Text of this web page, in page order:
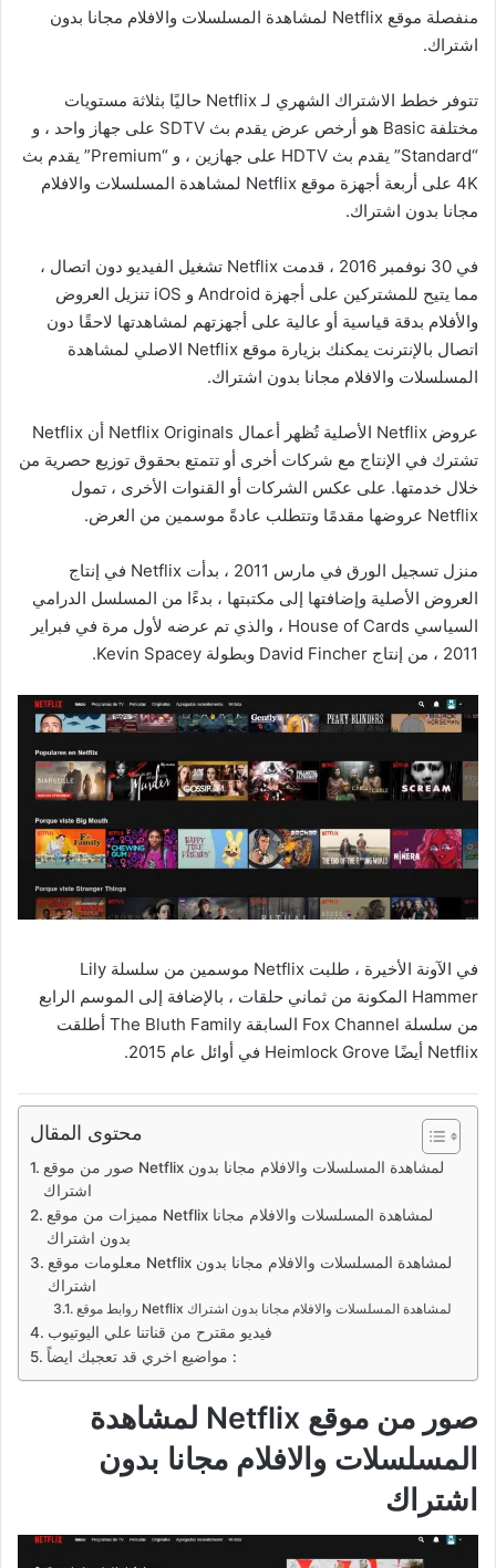
منفصلة موقع Netflix لمشاهدة المسلسلات والافلام مجانا بدون
اشتراك.
تتوفر خطط الاشتراك الشهري لـ Netflix حاليًا بثلاثة مستويات
مختلفة Basic هو أرخص عرض يقدم بث SDTV على جهاز واحد ، و
“Standard” يقدم بث HDTV على جهازين ، و “Premium” يقدم بث
4K على أربعة أجهزة موقع Netflix لمشاهدة المسلسلات والافلام
مجانا بدون اشتراك.
في 30 نوفمبر 2016 ، قدمت Netflix تشغيل الفيديو دون اتصال ،
مما يتيح للمشتركين على أجهزة Android و iOS تنزيل العروض
والأفلام بدقة قياسية أو عالية على أجهزتهم لمشاهدتها لاحقًا دون
اتصال بالإنترنت يمكنك بزيارة موقع Netflix الاصلي لمشاهدة
المسلسلات والافلام مجانا بدون اشتراك.
عروض Netflix الأصلية تُظهر أعمال Netflix Originals أن Netflix
تشترك في الإنتاج مع شركات أخرى أو تتمتع بحقوق توزيع حصرية من
خلال خدمتها. على عكس الشركات أو القنوات الأخرى ، تمول
Netflix عروضها مقدمًا وتتطلب عادةً موسمين من العرض.
منزل تسجيل الورق في مارس 2011 ، بدأت Netflix في إنتاج
العروض الأصلية وإضافتها إلى مكتبتها ، بدءًا من المسلسل الدرامي
السياسي House of Cards ، والذي تم عرضه لأول مرة في فبراير
2011 ، من إنتاج David Fincher وبطولة Kevin Spacey.
في الآونة الأخيرة ، طلبت Netflix موسمين من سلسلة Lily
Hammer المكونة من ثماني حلقات ، بالإضافة إلى الموسم الرابع
من سلسلة Fox Channel السابقة The Bluth Family أطلقت
Netflix أيضًا Heimlock Grove في أوائل عام 2015.
محتوى المقال
صور من موقع Netflix لمشاهدة المسلسلات والافلام مجانا بدون
اشتراك
مميزات من موقع Netflix لمشاهدة المسلسلات والافلام مجانا
بدون اشتراك
معلومات موقع Netflix لمشاهدة المسلسلات والافلام مجانا بدون
اشتراك
روابط موقع Netflix لمشاهدة المسلسلات والافلام مجانا بدون اشتراك
فيديو مقترح من قناتنا علي اليوتيوب
مواضيع اخري قد تعجبك ايضاً :
صور من موقع Netflix لمشاهدة
المسلسلات والافلام مجانا بدون
اشتراك